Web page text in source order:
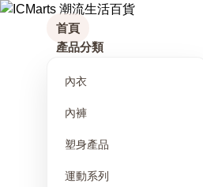
首頁
產品分類
內衣
內褲
塑身產品
運動系列